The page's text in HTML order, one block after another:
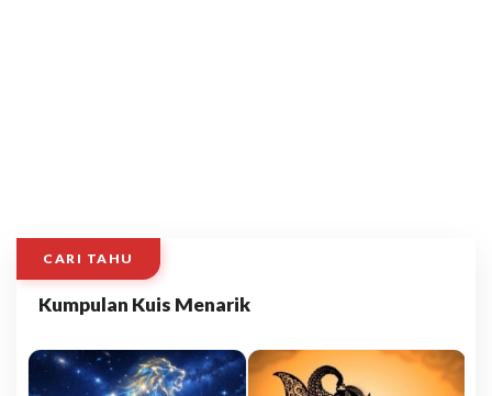
CARI TAHU
Kumpulan Kuis Menarik